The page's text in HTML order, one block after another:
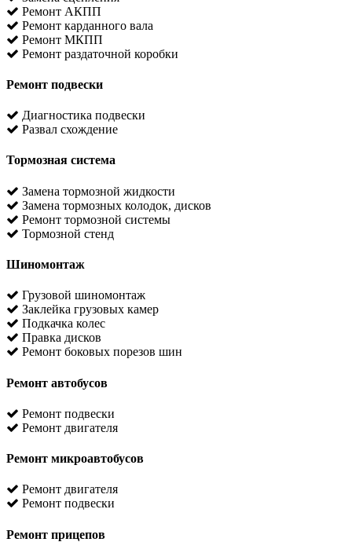
Ремонт АКПП
Ремонт карданного вала
Ремонт МКПП
Ремонт раздаточной коробки
Ремонт подвески
Диагностика подвески
Развал схождение
Тормозная система
Замена тормозной жидкости
Замена тормозных колодок, дисков
Ремонт тормозной системы
Тормозной стенд
Шиномонтаж
Грузовой шиномонтаж
Заклейка грузовых камер
Подкачка колес
Правка дисков
Ремонт боковых порезов шин
Ремонт автобусов
Ремонт подвески
Ремонт двигателя
Ремонт микроавтобусов
Ремонт двигателя
Ремонт подвески
Ремонт прицепов